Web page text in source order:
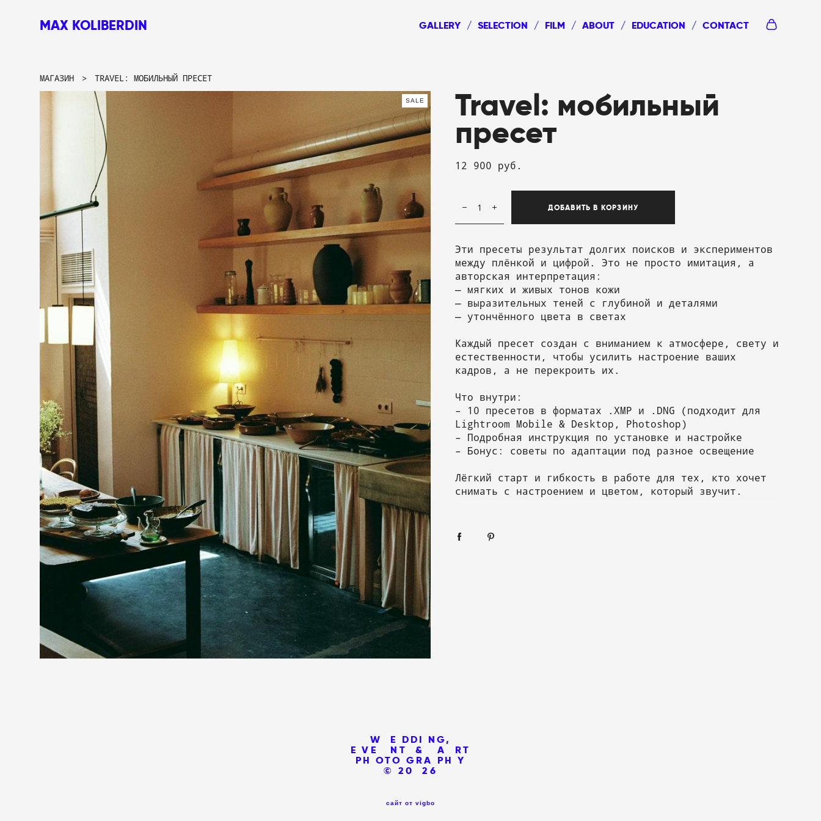
MAX KOLIBERDIN GALLERY / SELECTION / FILM / ABOUT / EDUCATION / CONTACT
МАГАЗИН > TRAVEL: МОБИЛЬНЫЙ ПРЕСЕТ
SALE Travel: мобильный
пресет
12 900 pуб.
ДОБАВИТЬ В КОРЗИНУ
Эти пресеты результат долгих поисков и экспериментов
между плёнкой и цифрой. Это не просто имитация, а
авторская интерпретация:
— мягких и живых тонов кожи
— выразительных теней с глубиной и деталями
— утончённого цвета в светах
Каждый пресет создан с вниманием к атмосфере, свету и
естественности, чтобы усилить настроение ваших
кадров, а не перекроить их.
Что внутри:
– 10 пресетов в форматах .XMP и .DNG (подходит для
Lightroom Mobile & Desktop, Photoshop)
– Подробная инструкция по установке и настройке
– Бонус: советы по адаптации под разное освещение
Лёгкий старт и гибкость в работе для тех, кто хочет
снимать с настроением и цветом, который звучит.
W E DDI NG,
E VE NT & A RT
PH OTO GRA PH Y
© 20 26
сайт от vigbo